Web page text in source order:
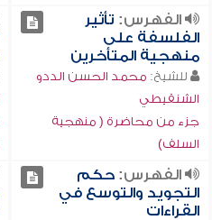
الفهرس: تأثير
الفلسفة على
منهجية المتأخرين
للشيخ: محمد الحسن الددو
الشنقيطي
جزء من محاضرة ( منهجية
السلف)
الفهرس:حكم
التجويد والتوسع في
القراءات